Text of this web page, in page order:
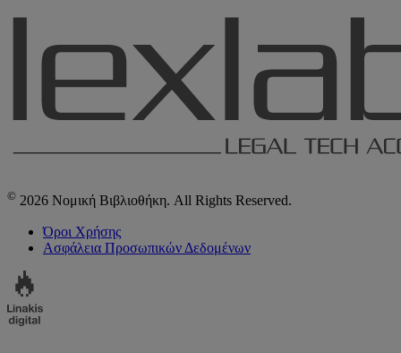
© 2026 Νομική Βιβλιοθήκη. All Rights Reserved.
Όροι Χρήσης
Ασφάλεια Προσωπικών Δεδομένων